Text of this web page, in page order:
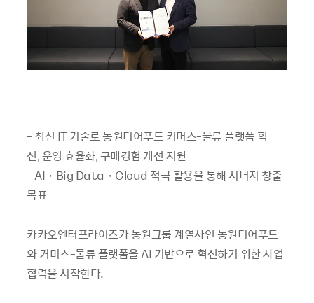
- 최신 IT 기술로 동원디어푸드 커머스-물류 플랫폼 혁
신, 운영 효율화, 구매경험 개선 지원
- AI・Big Data・Cloud 적극 활용을 통해 시너지 창출
목표
카카오엔터프라이즈가 동원그룹 계열사인 동원디어푸드
와 커머스-물류 플랫폼을 AI 기반으로 혁신하기 위한 사업
협력을 시작한다.